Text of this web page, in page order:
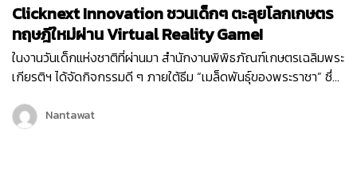
Clicknext Innovation ชวนเด็กๆ ตะลุยโลกเกษตร
ทฤษฎีใหม่ผ่าน Virtual Reality Game!
ในงานวันเด็กแห่งชาติที่ผ่านมา สำนักงานพิพิธภัณฑ์เกษตรเฉลิมพระ
เกียรติฯ ได้จัดกิจกรรมดี ๆ ภายใต้ธีม “เมล็ดพันธุ์ของพระราชา” ซึ่ง
เด็ก ๆ และเยาวชน หนึ่งในกิจกรรมที่ได้รับความสนใจจากเด็ก ๆ
ภายในงานก็คือ Virtual Reality Game “1 ไร่ พึ่งตนเอง”…
Nantawat